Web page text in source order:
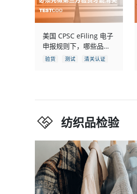
美国 CPSC eFiling 电子
申报规则下，哪些品类
必须先做第三方验货才
验货 测试 清关认证
纺织品检验